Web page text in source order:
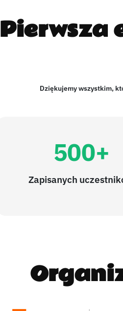
Pierwsza
Dziękujemy wszystkim,
500+
Zapisanych